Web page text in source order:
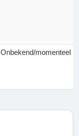
Onbekend/momenteel